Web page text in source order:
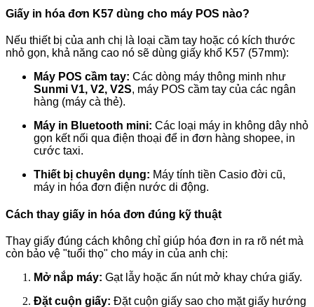
Giấy in hóa đơn K57 dùng cho máy POS nào?
Nếu thiết bị của anh chị là loại cầm tay hoặc có kích thước
nhỏ gọn, khả năng cao nó sẽ dùng giấy khổ K57 (57mm):
Máy POS cầm tay: Các dòng máy thông minh như
Sunmi V1, V2, V2S, máy POS cầm tay của các ngân
hàng (máy cà thẻ).
Máy in Bluetooth mini: Các loại máy in không dây nhỏ
gọn kết nối qua điện thoại để in đơn hàng shopee, in
cước taxi.
Thiết bị chuyên dụng: Máy tính tiền Casio đời cũ,
máy in hóa đơn điện nước di động.
Cách thay giấy in hóa đơn đúng kỹ thuật
Thay giấy đúng cách không chỉ giúp hóa đơn in ra rõ nét mà
còn bảo vệ "tuổi thọ" cho máy in của anh chị:
Mở nắp máy: Gạt lẫy hoặc ấn nút mở khay chứa giấy.
Đặt cuộn giấy: Đặt cuộn giấy sao cho mặt giấy hướng